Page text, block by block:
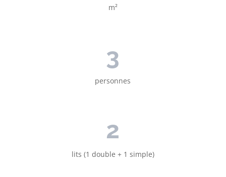
m²
3
personnes
2
lits (1 double + 1 simple)